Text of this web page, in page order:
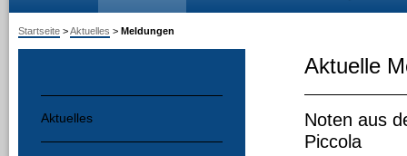
Startseite >Aktuelles > Meldungen
Aktuelle
Noten aus
Piccola
Aktuelles